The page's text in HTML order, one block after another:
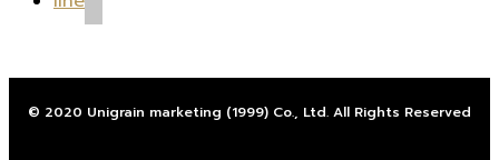
© 2020 Unigrain marketing (1999) Co., Ltd. All Rights Reserved